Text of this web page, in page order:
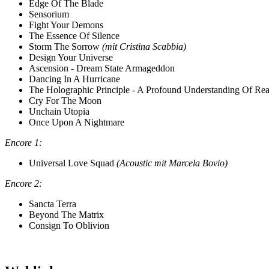
Edge Of The Blade
Sensorium
Fight Your Demons
The Essence Of Silence
Storm The Sorrow (mit Cristina Scabbia)
Design Your Universe
Ascension - Dream State Armageddon
Dancing In A Hurricane
The Holographic Principle - A Profound Understanding Of
Cry For The Moon
Unchain Utopia
Once Upon A Nightmare
Encore 1:
Universal Love Squad (Acoustic mit Marcela Bovio)
Encore 2:
Sancta Terra
Beyond The Matrix
Consign To Oblivion